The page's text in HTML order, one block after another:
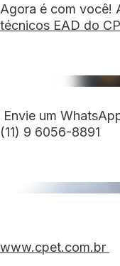
Agora é com você!
técnicos EAD do
Envie um
(11) 9 6056-8891
www.cpet.com.br